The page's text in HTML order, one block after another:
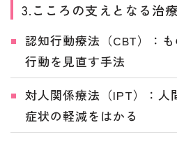
3.こころの支えとなる治
認知行動療法（CBT）：
行動を見直す手法
対人関係療法（IPT）：人
症状の軽減をはかる